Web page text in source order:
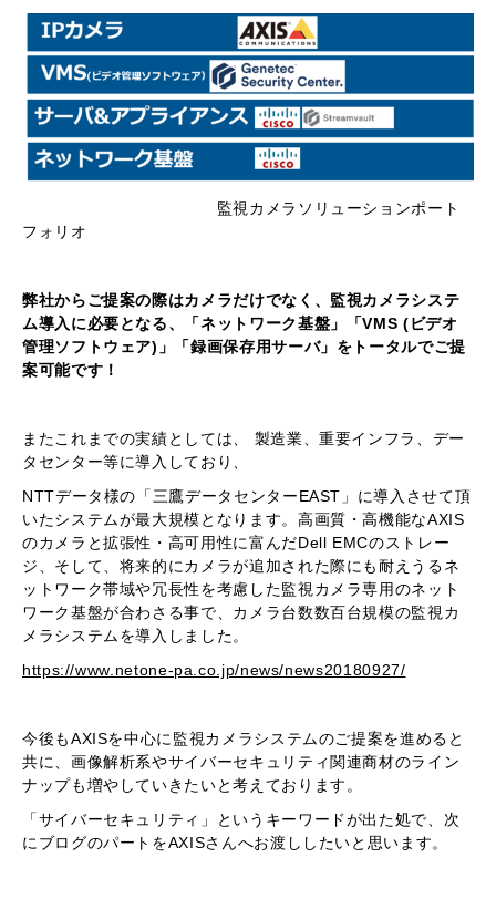
監視カメラソリューションポート
フォリオ
弊社からご提案の際は​​​​カメラだけでなく、監視カメラシステ
ム導入に必要となる、「ネットワーク基盤」「VMS (ビデオ
管理ソフトウェア)」「録画保存用サーバ」をトータルでご提
案可能です！
またこれまでの実績としては、 製造業、重要インフラ、デー
タセンター等に導入しており、
NTTデータ様の「三鷹データセンターEAST」に導入させて頂
いたシステムが最大規模となります。高画質・高機能なAXIS
のカメラと拡張性・高可用性に富んだDell EMCのストレー
ジ、そして、将来的にカメラが追加された際にも耐えうるネ
ットワーク帯域や冗長性を考慮した監視カメラ専用のネット
ワーク基盤が合わさる事で、カメラ台数数百台規模の監視カ
メラシステムを導入しました。
https://www.netone-pa.co.jp/news/news20180927/
今後もAXISを中心に監視カメラシステムのご提案を進めると
共に、画像解析系やサイバーセキュリティ関連商材のライン
ナップも増やしていきたいと考えております。
「サイバーセキュリティ」というキーワードが出た処で、次
にブログのパートをAXISさんへお渡ししたいと思います。